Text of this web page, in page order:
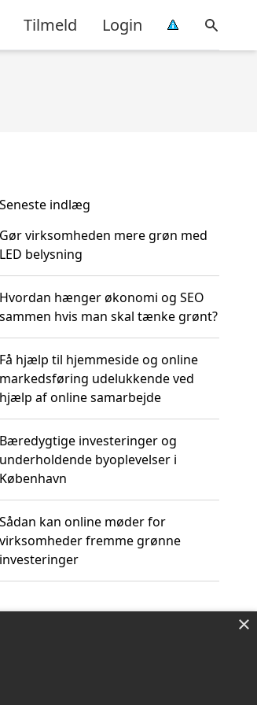
Tilmeld Login
Seneste indlæg
Gør virksomheden mere grøn med
LED belysning
Hvordan hænger økonomi og SEO
sammen hvis man skal tænke grønt?
Få hjælp til hjemmeside og online
markedsføring udelukkende ved
hjælp af online samarbejde
Bæredygtige investeringer og
underholdende byoplevelser i
København
Sådan kan online møder for
virksomheder fremme grønne
investeringer
×